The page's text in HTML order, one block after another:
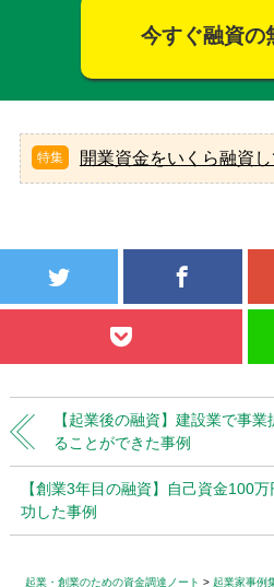
今すぐ融資の
開業資金をいくら融資
【起業後の融資】建設業で事
ることができた事例
【創業3年目の融資】自己資金100
功した事例
起業・創業のための資金調達ノート 起業家事例